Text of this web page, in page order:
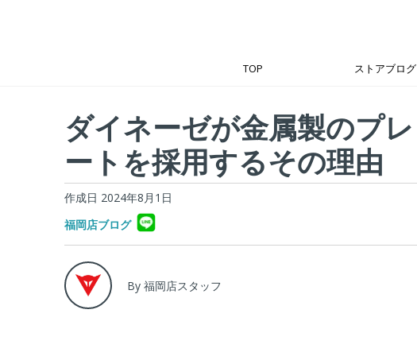
TOP ストアブログ
ダイネーゼが金属製のプレ
ートを採用するその理由
作成日 2024年8月1日
福岡店ブログ
By 福岡店スタッフ